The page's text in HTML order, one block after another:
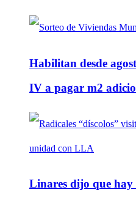
Habilitan desde
IV a pagar m2
Linares dijo que hay